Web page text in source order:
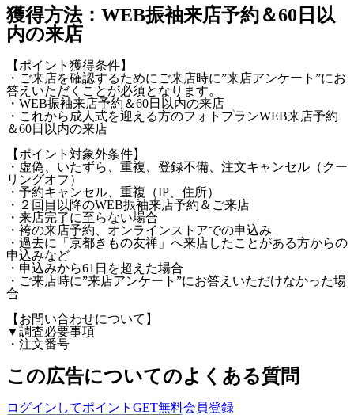
獲得方法：WEB振袖来店予約＆60日以
内の来店
【ポイント獲得条件】
・ご来店を確認するためにご来店時に”来店アンケート”にお
答えいただくことが必須となります。
・WEB振袖来店予約＆60日以内の来店
・これから成人式を迎える方のフォトプランWEB来店予約
＆60日以内の来店
【ポイント対象外条件】
・虚偽、いたずら、重複、登録不備、注文キャンセル（クー
リングオフ）
・予約キャンセル、重複（IP、住所）
・２回目以降のWEB振袖来店予約＆ご来店
・来店完了に至らない場合
・袴の来店予約、オンラインストアでの申込み
・過去に「京都きもの友禅」へ来店したことがある方からの
申込みなど
・申込みから61日を超えた場合
・ご来店時に”来店アンケート”にお答えいただけなかった場
合
【お問い合わせについて】
▼調査必要事項
・注文番号
この広告についてのよくある質問
ログインしてポイントGET無料会員登録